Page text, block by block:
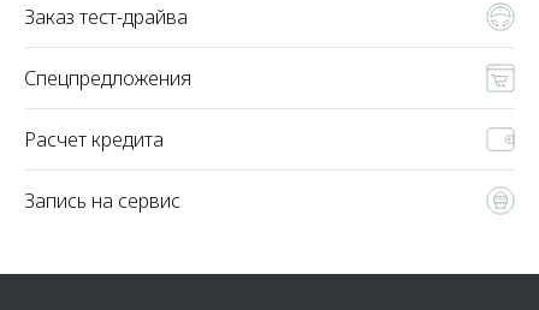
Заказ тест-драйва
Спецпредложения
Расчет кредита
Запись на сервис